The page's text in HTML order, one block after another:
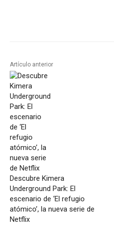
Artículo anterior
Descubre Kimera
Underground Park: El
escenario de ‘El refugio
atómico’, la nueva serie de
Netflix